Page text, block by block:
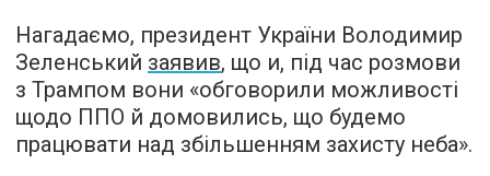
Нагадаємо, президент України Володимир
Зеленський заявив, що и, під час розмови
з Трампом вони «обговорили можливості
щодо ППО й домовились, що будемо
працювати над збільшенням захисту неба».